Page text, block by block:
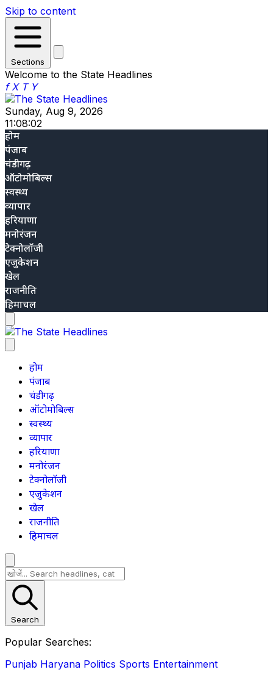
Skip to content
Sections
Welcome to the State Headlines
f X T Y
Sunday, Aug 9, 2026
11:08:03
होम
पंजाब
चंडीगढ़
ऑटोमोबिल्स
स्वस्थ्य
व्यापार
हरियाणा
मनोरंजन
टेक्नोलॉजी
एजुकेशन
खेल
राजनीति
हिमाचल
होम
पंजाब
चंडीगढ़
ऑटोमोबिल्स
स्वस्थ्य
व्यापार
हरियाणा
मनोरंजन
टेक्नोलॉजी
एजुकेशन
खेल
राजनीति
हिमाचल
Search
Popular Searches:
Punjab Haryana Politics Sports Entertainment